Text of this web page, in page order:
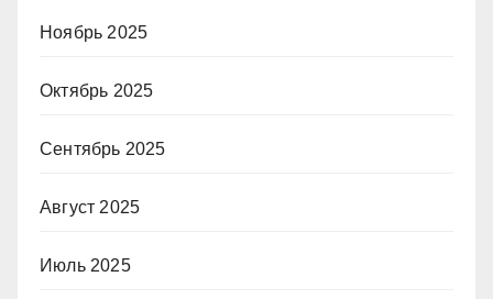
Ноябрь 2025
Октябрь 2025
Сентябрь 2025
Август 2025
Июль 2025